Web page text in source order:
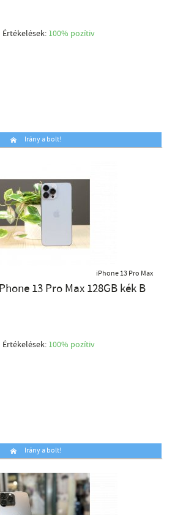
Értékelések: 100% pozítiv
Irány a bolt!
iPhone 13 Pro Max
13 Pro Max 128GB kék B
Értékelések: 100% pozítiv
Irány a bolt!